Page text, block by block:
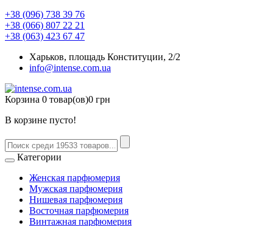
+38 (096) 738 39 76
+38 (066) 807 22 21
+38 (063) 423 67 47
Харьков, площадь Конституции, 2/2
info@intense.com.ua
Корзина 0 товар(ов)0 грн
В корзине пусто!
Категории
Женская парфюмерия
Мужская парфюмерия
Нишевая парфюмерия
Восточная парфюмерия
Винтажная парфюмерия